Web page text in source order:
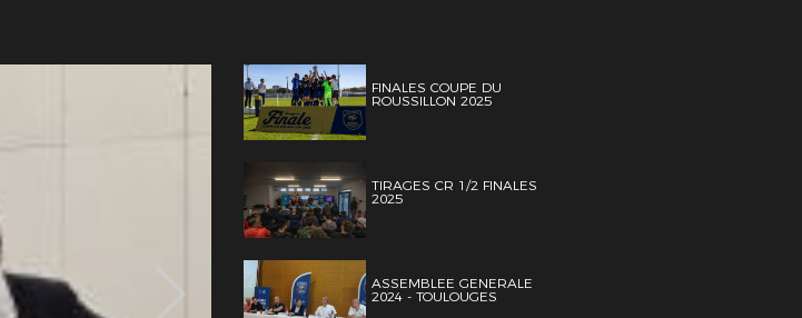
FINALES COUPE DU
ROUSSILLON 2025
TIRAGES CR 1/2 FINALES
2025
ASSEMBLEE GENERALE
2024 - TOULOUGES